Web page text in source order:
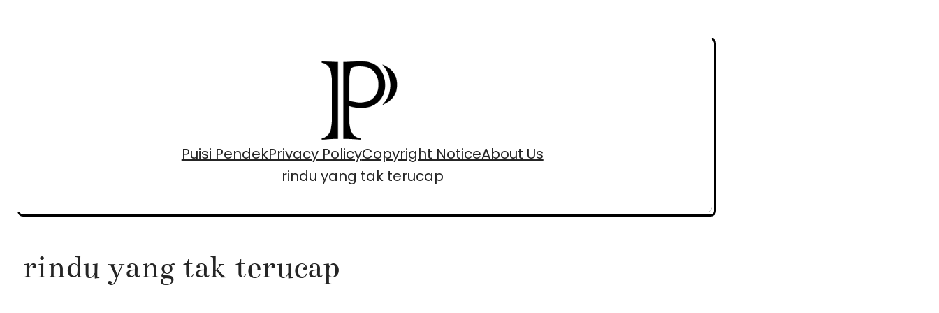
Puisi PendekPrivacy PolicyCopyright NoticeAbout Us
rindu yang tak terucap
rindu yang tak terucap